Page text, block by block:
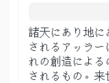
諸天にあり地に
されるアッラ
れの創造による
されるもの。来